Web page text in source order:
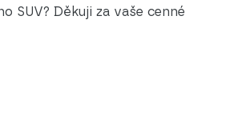
SUV? Děkuji za vaše cenné